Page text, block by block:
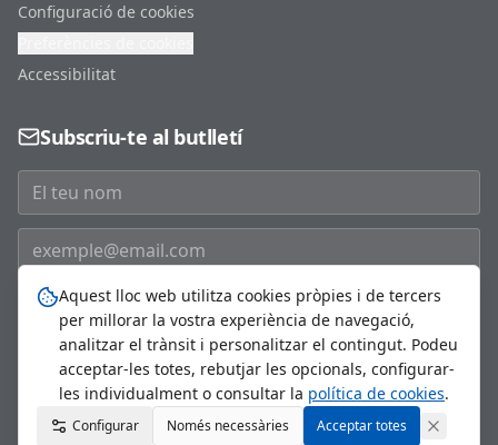
Configuració de cookies
Accessibilitat
Subscriu-te al butlletí
Subscriure'm
©2026Ajuntament de Sant Just Desvern. Tots els drets
reservats.
Aquest lloc web utilitza cookies pròpies i de tercers
per millorar la vostra experiència de navegació,
analitzar el trànsit i personalitzar el contingut. Podeu
acceptar-les totes, rebutjar les opcionals, configurar-
les individualment o consultar la política de cookies.
Configurar Només necessàries Acceptar totes